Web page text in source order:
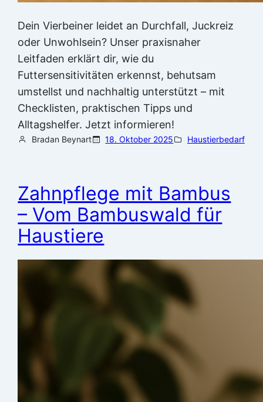
Dein Vierbeiner leidet an Durchfall, Juckreiz
oder Unwohlsein? Unser praxisnaher
Leitfaden erklärt dir, wie du
Futtersensitivitäten erkennst, behutsam
umstellst und nachhaltig unterstützt – mit
Checklisten, praktischen Tipps und
Alltagshelfer. Jetzt informieren!
Bradan Beynart 18. Oktober 2025 Haustierbedarf
Zahnpflege mit Bambus
– Vom Bambuswald für
Haustiere